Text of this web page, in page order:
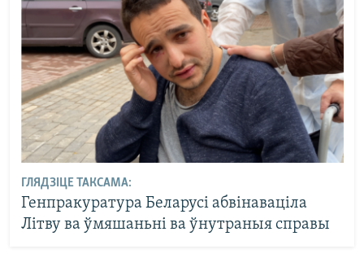
ГЛЯДЗІЦЕ ТАКСАМА:
Генпракуратура Беларусі абвінаваціла
Літву ва ўмяшаньні ва ўнутраныя справы